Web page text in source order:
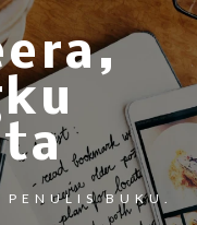
PENULIS BUKU.